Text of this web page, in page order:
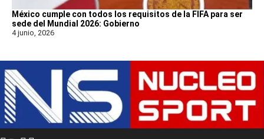
México cumple con todos los requisitos de la FIFA para ser
sede del Mundial 2026: Gobierno
4 junio, 2026